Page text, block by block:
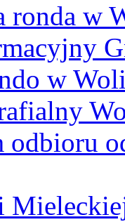
ronda w
w
odbioru